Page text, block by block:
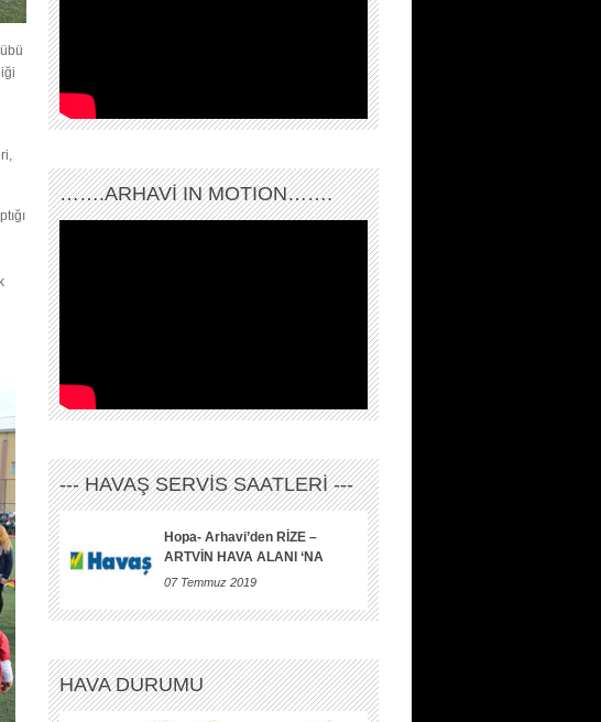
…….ARHAVI IN MOTION…….
--- HAVAŞ SERVİS SAATLERİ ---
Hopa- Arhavi’den RİZE –
ARTVİN HAVA ALANI ‘NA
07 Temmuz 2019
HAVA DURUMU